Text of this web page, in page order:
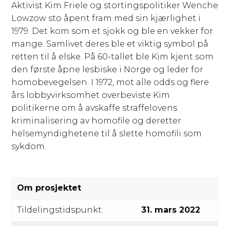
Aktivist Kim Friele og stortingspolitiker Wenche
Lowzow sto åpent fram med sin kjærlighet i
1979. Det kom som et sjokk og ble en vekker for
mange. Samlivet deres ble et viktig symbol på
retten til å elske. På 60-tallet ble Kim kjent som
den første åpne lesbiske i Norge og leder for
homobevegelsen. I 1972, mot alle odds og flere
års lobbyvirksomhet overbeviste Kim
politikerne om å avskaffe straffelovens
kriminalisering av homofile og deretter
helsemyndighetene til å slette homofili som
sykdom.
Om prosjektet
Tildelingstidspunkt: 31. mars 2022